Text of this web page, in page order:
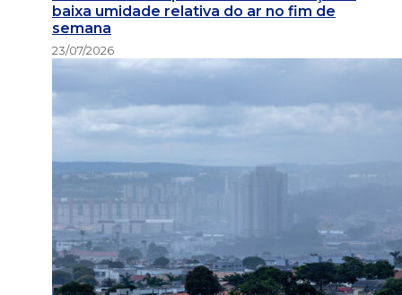
baixa umidade relativa do ar no fim de
semana
23/07/2026